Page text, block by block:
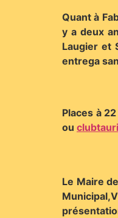
Quant à
y a deux
Laugier et
entrega
Places à
ou
Le Maire